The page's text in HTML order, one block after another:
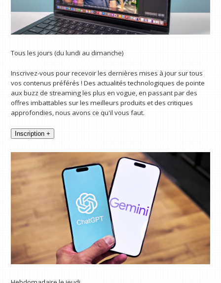
Tous les jours (du lundi au dimanche)
Inscrivez-vous pour recevoir les dernières mises à jour sur tous
vos contenus préférés ! Des actualités technologiques de pointe
aux buzz de streaming les plus en vogue, en passant par des
offres imbattables sur les meilleurs produits et des critiques
approfondies, nous avons ce qu'il vous faut.
Inscription +